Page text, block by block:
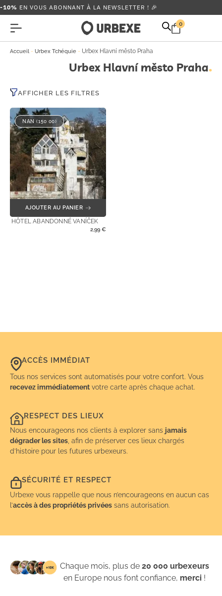
-10% EN VOUS ABONNANT À LA NEWSLETTER ! 🎉
0
Accueil - Urbex Tchéquie - Urbex Hlavní město Praha
Urbex Hlavní město Praha
AFFICHER LES FILTRES
NAN (150 00)
AJOUTER AU PANIER
HÔTEL ABANDONNÉ VANÍČEK
2,99 €
ACCÈS IMMÉDIAT
Tous nos services sont automatisés pour votre confort. Vous
recevez immédiatement votre carte après chaque achat.
RESPECT DES LIEUX
Nous encourageons nos clients à explorer sans jamais
dégrader les sites , afin de préserver ces lieux chargés
d’histoire pour les futures urbexeurs.
SÉCURITÉ ET RESPECT
Urbexe vous rappelle que nous n’encourageons en aucun cas
l’accès à des propriétés privées sans autorisation.
Chaque mois, plus de20 000 urbexeurs
en Europe nous font confiance, merci !